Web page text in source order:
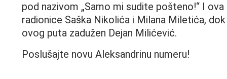
pod nazivom „Samo mi sudite pošteno!“ I
radionice Saška Nikolića i Milana Miletića,
ovog puta zadužen Dejan Milićević.
Poslušajte novu Aleksandrinu numeru!